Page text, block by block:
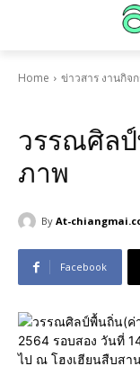
Home ข่าวสาร งานกิจ
วรรณศิล
ภาพ
By At-
Facebook